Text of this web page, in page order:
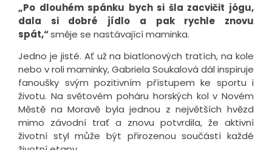
„Po dlouhém spánku bych si šla zacvičit jógu,
dala si dobré jídlo a pak rychle znovu
spát,“směje se nastávající maminka.
Jedno je jisté. Ať už na biatlonových tratích, na kole
nebo v roli maminky, Gabriela Soukalová dál inspiruje
fanoušky svým pozitivním přístupem ke sportu i
životu. Na světovém poháru horských kol v Novém
Městě na Moravě byla jednou z největších hvězd
mimo závodní trať a znovu potvrdila, že aktivní
životní styl může být přirozenou součástí každé